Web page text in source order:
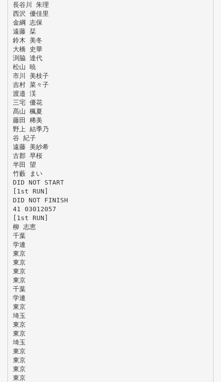
長谷川 朱理
西沢 優佳里
金綱 志保
遠藤 栞
鈴木 美冬
大橋 史華
渕脇 達代
松山 暁
市川 美枝子
吉村 菜々子
渡邉 渓
三宅 優花
髙山 楓夏
藤田 稀美
野上 結季乃
谷 紀子
遠藤 美紗希
古郡 早桜
半田 望
竹藪 まい
DID NOT START
[1st RUN]
DID NOT FINISH
41 03012057
[1st RUN]
柳 志恵
千葉
学連
東京
東京
東京
東京
千葉
学連
東京
埼玉
東京
東京
埼玉
東京
東京
東京
東京